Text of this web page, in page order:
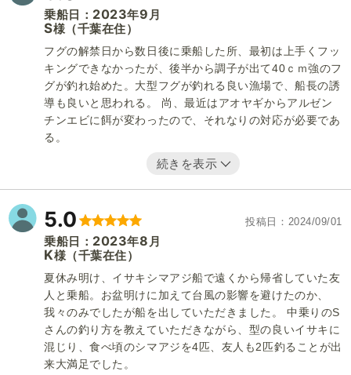
乗船日： 2023年9 月
S様 （千葉在住）
フグの解禁日から数日後に乗船した所、最初は上手くフッ
キングできなかったが、後半から調子が出て40ｃｍ強のフ
グが釣れ始めた。大型フグが釣れる良い漁場で、船長の誘
導も良いと思われる。 尚、最近はアオヤギからアルゼン
チンエビに餌が変わったので、それなりの対応が必要であ
る。
続きを表示
5.0 投稿日 2024/09/01
乗船日： 2023年8 月
K様 （千葉在住）
夏休み明け、イサキシマアジ船で遠くから帰省していた友
人と乗船。お盆明けに加えて台風の影響を避けたのか、
我々のみでしたが船を出していただきました。 中乗りのS
さんの釣り方を教えていただきながら、型の良いイサキに
混じり、食べ頃のシマアジを4匹、友人も2匹釣ることが出
来大満足でした。